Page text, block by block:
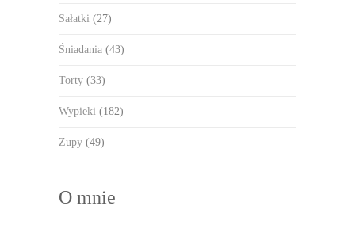
Sałatki (27)
Śniadania (43)
Torty (33)
Wypieki (182)
Zupy (49)
O mnie